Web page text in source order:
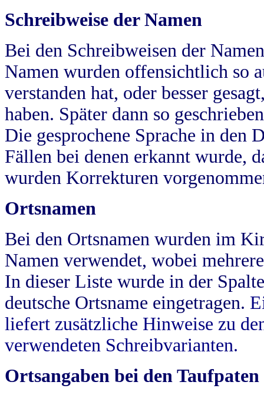
Schreibweise der Namen
Bei den Schreibweisen der
Namen wurden offensichtlich so
verstanden hat, oder besser
haben. Später dann so
Die gesprochene Sprache in
Fällen bei denen erkannt wurde,
wurden Korrekturen
Ortsnamen
Bei den Ortsnamen wurden im
Namen verwendet, wobei
In dieser Liste wurde in der
deutsche Ortsname eingetragen.
liefert zusätzliche Hinweise zu
verwendeten Schreibvarianten.
Ortsangaben bei den Taufpaten